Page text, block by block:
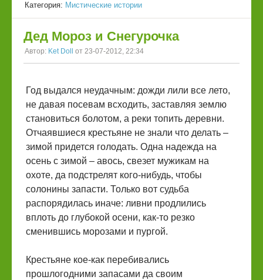
Категория: Мистические истории
Дед Мороз и Снегурочка
Автор: Ket Doll от 23-07-2012, 22:34
Год выдался неудачным: дожди лили все лето,
не давая посевам всходить, заставляя землю
становиться болотом, а реки топить деревни.
Отчаявшиеся крестьяне не знали что делать –
зимой придется голодать. Одна надежда на
осень с зимой – авось, свезет мужикам на
охоте, да подстрелят кого-нибудь, чтобы
солонины запасти. Только вот судьба
распорядилась иначе: ливни продлились
вплоть до глубокой осени, как-то резко
сменившись морозами и пургой.
Крестьяне кое-как перебивались
прошлогодними запасами да своим